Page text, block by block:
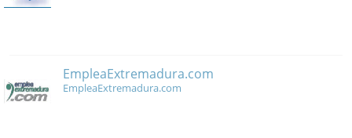
EmpleaExtremadura.com
EmpleaExtremadura.com